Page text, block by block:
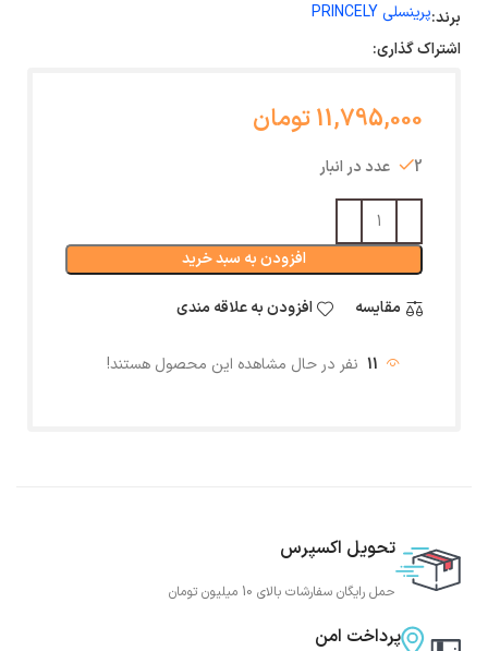
برند:پرینسلی PRINCELY
اشتراک گذاری:
11,795,000 تومان
2 عدد در انبار
افزودن به سبد خرید
مقایسه افزودن به علاقه مندی
11 نفر در حال مشاهده این محصول هستند!
تحویل اکسپرس
حمل رایگان سفارشات بالای 10 میلیون تومان
پرداخت امن